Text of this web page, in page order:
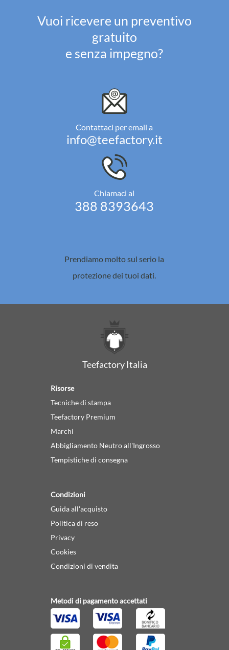
Vuoi ricevere un preventivo
gratuito
e senza impegno?
Contattaci per email a
info@teefactory.it
Chiamaci al
388 8393643
Prendiamo molto sul serio la
protezione dei tuoi dati.
Teefactory Italia
Risorse
Tecniche di stampa
Teefactory Premium
Marchi
Abbigliamento Neutro all'Ingrosso
Tempistiche di consegna
Condizioni
Guida all'acquisto
Politica di reso
Privacy
Cookies
Condizioni di vendita
Metodi di pagamento accettati